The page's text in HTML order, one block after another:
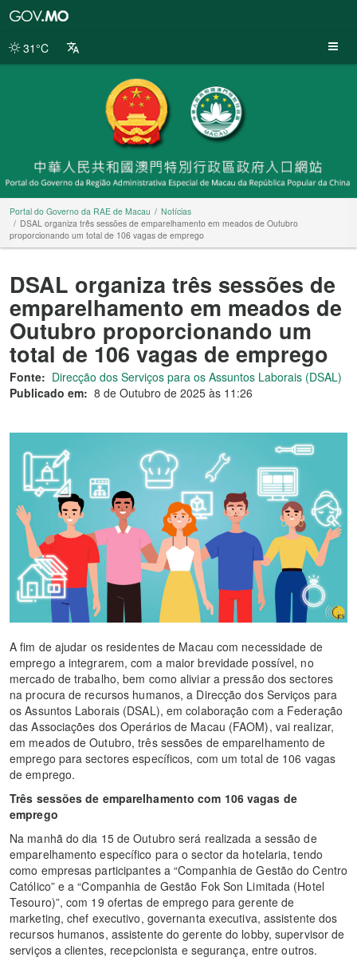
da
31°C
Portal do Governo da RAE de Macau
Notícias
DSAL organiza três sessões de emparelhamento em meados de Outubro
proporcionando um total de 106 vagas de emprego
DSAL organiza três sessões de
emparelhamento em meados de
Outubro proporcionando um
total de 106 vagas de emprego
Fonte: Direcção dos Serviços para os Assuntos Laborais (DSAL)
Publicado em: 8 de Outubro de 2025 às 11:26
A fim de ajudar os residentes de Macau com necessidade de
emprego a integrarem, com a maior brevidade possível, no
mercado de trabalho, bem como aliviar a pressão dos sectores
na procura de recursos humanos, a Direcção dos Serviços para
os Assuntos Laborais (DSAL), em colaboração com a Federação
das Associações dos Operários de Macau (FAOM), vai realizar,
em meados de Outubro, três sessões de emparelhamento de
emprego para sectores específicos, com um total de 106 vagas
de emprego.
Três sessões de emparelhamento com 106 vagas de
emprego
Na manhã do dia 15 de Outubro será realizada a sessão de
emparelhamento específico para o sector da hotelaria, tendo
como empresas participantes a “Companhia de Gestão do Centro
Católico” e a “Companhia de Gestão Fok Son Limitada (Hotel
Tesouro)”, com 19 ofertas de emprego para gerente de
marketing, chef executivo, governanta executiva, assistente dos
recursos humanos, assistente do gerente do lobby, supervisor de
serviços a clientes, recepcionista e segurança, entre outros.